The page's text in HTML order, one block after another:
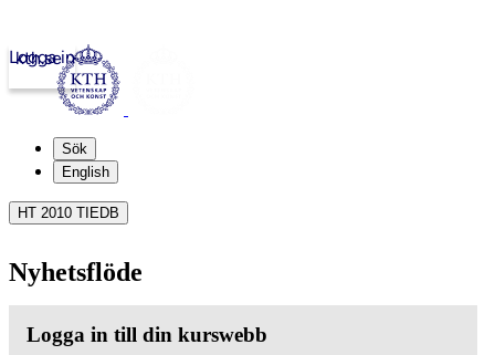
kth.se
Logga in
Sök
English
HT 2010 TIEDB
Nyhetsflöde
Logga in till din kurswebb